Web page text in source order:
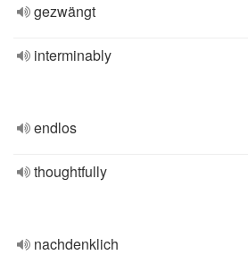
gezwängt
interminably
endlos
thoughtfully
nachdenklich